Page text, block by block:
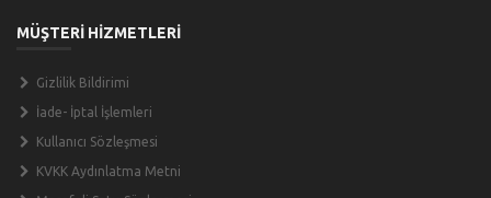
MÜŞTERİ HİZMETLERİ
Gizlilik Bildirimi
İade- İptal İşlemleri
Kullanıcı Sözleşmesi
KVKK Aydınlatma Metni